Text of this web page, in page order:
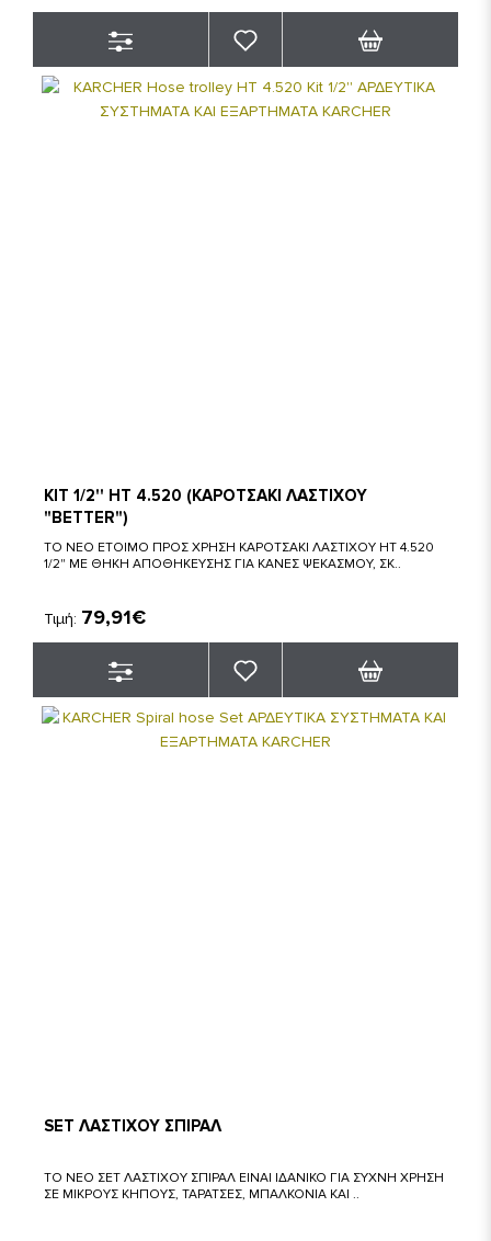
KIT 1/2'' HT 4.520 (ΚΑΡΟΤΣΑΚΙ ΛΑΣΤΙΧΟΥ
"BETTER")
ΤΟ ΝΕΟ ΕΤΟΙΜΟ ΠΡΟΣ ΧΡΗΣΗ ΚΑΡΟΤΣΑΚΙ ΛΑΣΤΙΧΟΥ HT 4.520
1/2" ΜΕ ΘΗΚΗ ΑΠΟΘΗΚΕΥΣΗΣ ΓΙΑ ΚΑΝΕΣ ΨΕΚΑΣΜΟΥ, ΣΚ..
Τιμή: 79,91€
SET ΛΑΣΤΙΧΟΥ ΣΠΙΡΑΛ
ΤΟ ΝΕΟ ΣΕΤ ΛΑΣΤΙΧΟΥ ΣΠΙΡΑΛ ΕΙΝΑΙ ΙΔΑΝΙΚΟ ΓΙΑ ΣΥΧΝΗ ΧΡΗΣΗ
ΣΕ ΜΙΚΡΟΥΣ ΚΗΠΟΥΣ, ΤΑΡΑΤΣΕΣ, ΜΠΑΛΚΟΝΙΑ ΚΑΙ ..